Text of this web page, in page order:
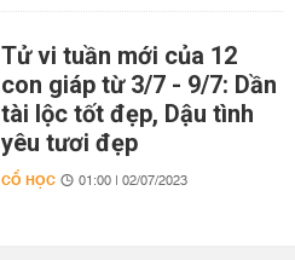
Tử vi tuần mới của 12
con giáp từ 3/7 - 9/7: Dần
tài lộc tốt đẹp, Dậu tình
yêu tươi đẹp
CỔ HỌC 01:00 | 02/07/2023